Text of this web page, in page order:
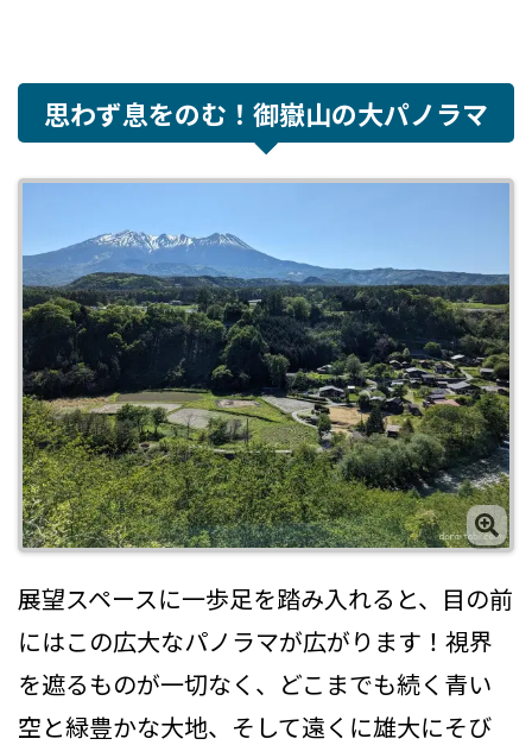
思わず息をのむ！御嶽山の大パノラマ
展望スペースに一歩足を踏み入れると、目の前
にはこの広大なパノラマが広がります！視界
を遮るものが一切なく、どこまでも続く青い
空と緑豊かな大地、そして遠くに雄大にそび